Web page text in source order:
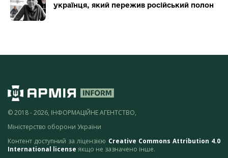
українця, який пережив російський полон
© 2018 - 2026, ІНФОРМАЦІЙНЕ АГЕНТСТВО,
Міністерство оборони України
Контент доступний за ліцензією Creative Commons Attribution 4.0
International license якщо не зазначено інше.